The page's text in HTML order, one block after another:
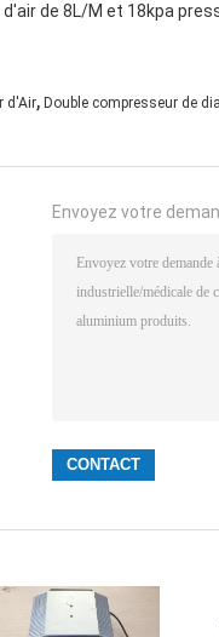
de 8L/M et 18kpa
d'Air, Double compresseur de
Envoyez votre